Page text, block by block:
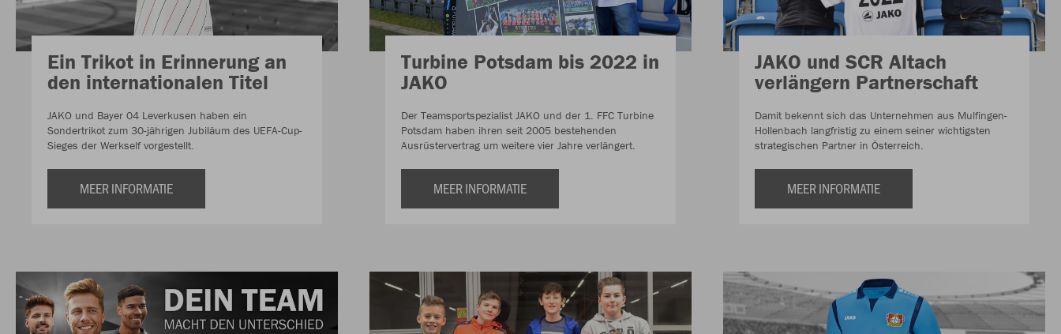
Ein Trikot in Erinnerung an
den internationalen Titel
JAKO und Bayer 04 Leverkusen haben ein
Sondertrikot zum 30-jährigen Jubiläum des UEFA-Cup-
Sieges der Werkself vorgestellt.
MEER INFORMATIE
Turbine Potsdam bis 2022 in
JAKO
Der Teamsportspezialist JAKO und der 1. FFC Turbine
Potsdam haben ihren seit 2005 bestehenden
Ausrüstervertrag um weitere vier Jahre verlängert.
MEER INFORMATIE
JAKO und SCR Altach
verlängern Partnerschaft
Damit bekennt sich das Unternehmen aus Mulfingen-
Hollenbach langfristig zu einem seiner wichtigsten
strategischen Partner in Österreich.
MEER INFORMATIE